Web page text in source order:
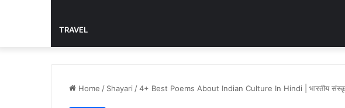
TRAVEL
Home / Shayari /4+ Best Poems About Indian Culture In Hindi | भारतीय